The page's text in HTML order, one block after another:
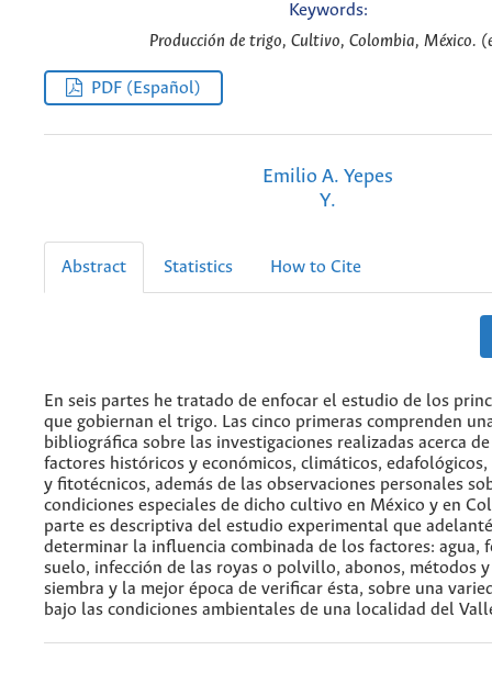
Keywords:
Producción de trigo, Cultivo, Colombia, México.
PDF (Español)
Emilio A. Yepes
Y.
Abstract Statistics How to Cite
En seis partes he tratado de enfocar el estudio de los
que gobiernan el trigo. Las cinco primeras comprenden
bibliográfica sobre las investigaciones realizadas acerca
factores históricos y económicos, climáticos,
y fitotécnicos, además de las observaciones personales
condiciones especiales de dicho cultivo en México y en
parte es descriptiva del estudio experimental que
determinar la influencia combinada de los factores: agua,
suelo, infección de las royas o polvillo, abonos, métodos y
siembra y la mejor época de verificar ésta, sobre una
bajo las condiciones ambientales de una localidad del